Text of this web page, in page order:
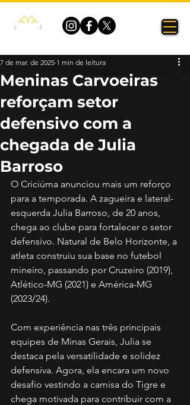
Meninas Carvoeiras
reforçam setor
defensivo com a
chegada de Julia
Barroso
7 de mar. de 2025 1 min de leitura
O Criciúma anunciou mais um reforço
para a temporada. A zagueira e lateral-
esquerda Julia Barroso, de 20 anos,
chega ao clube para fortalecer o setor
defensivo. Natural de Belo Horizonte, a
atleta construiu sua base no futebol
mineiro, passando por Cruzeiro (2019),
Atlético-MG (2021) e América-MG
(2023/24).
Com experiência nas três principais
equipes de Minas Gerais, Julia se
destaca pela versatilidade e solidez
defensiva. Agora, ela encara um novo
desafio vestindo a camisa do Tigre e
chega motivada para contribuir com a